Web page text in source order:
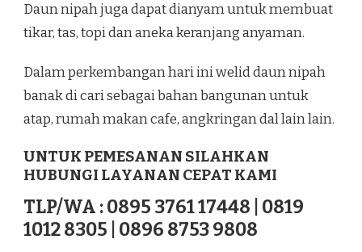
Daun nipah juga dapat dianyam untuk membuat
tikar, tas, topi dan aneka keranjang anyaman.
Dalam perkembangan hari ini welid daun nipah
banak di cari sebagai bahan bangunan untuk
atap, rumah makan cafe, angkringan dal lain lain.
UNTUK PEMESANAN SILAHKAN
HUBUNGI LAYANAN CEPAT KAMI
TLP/WA : 0895 3761 17448 | 0819
1012 8305 | 0896 8753 9808